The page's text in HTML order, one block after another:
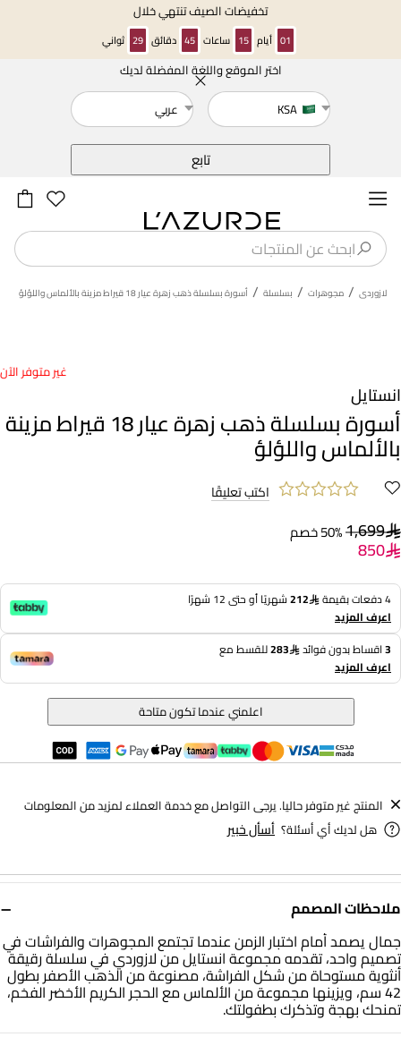
تخفيضات الصيف تنتهي خلال
01 أيام 15 ساعات 45 دقائق 29 ثواني
اختر الموقع واللغة المفضلة لديك
KSA
عربي
تابع
لازوردى / مجوهرات / بسلسلة / أسورة بسلسلة ذهب زهرة عيار 18 قيراط مزينة بالألماس واللؤلؤ
ملاحظات المصمم −
جمال يصمد أمام اختبار الزمن عندما تجتمع المجوهرات والفراشات في
تصميم واحد، تقدمه مجموعة انستايل من لازوردي في سلسلة رقيقة
أنثوية مستوحاة من شكل الفراشة، مصنوعة من الذهب الأصفر بطول
42 سم، ويزينها مجموعة من الألماس مع الحجر الكريم الأخضر الفخم،
تمنحك بهجة وتذكرك بطفولتك.
غير متوفر الآن
انستايل
أسورة بسلسلة ذهب زهرة عيار 18 قيراط مزينة
بالألماس واللؤلؤ
اكتب تعليقًا
1,69950% خصم
850
4 دفعات بقيمة 212شهريًا أو حتى 12 شهرًا
اعرف المزيد
3اقساط بدون فوائد 283للقسط مع
اعرف المزيد
اعلمني عندما تكون متاحة
المنتج غير متوفر حاليا. يرجى التواصل مع خدمة العملاء لمزيد من المعلومات
هل لديك أي أسئلة؟ أسأل خبير